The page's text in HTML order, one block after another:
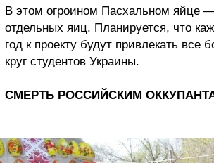
В этом огроином Пасхальном яйце
отдельных яиц. Планируется, что
год к проекту будут привлекать все
круг студентов Украины.
СМЕРТЬ РОССИЙСКИМ